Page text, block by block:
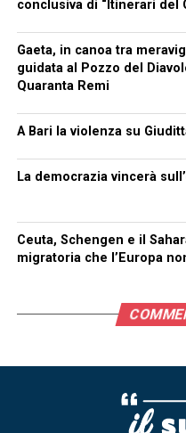
conclusiva di “Itinerari del
Gaeta, in canoa tra
guidata al Pozzo del
Quaranta Remi
A Bari la violenza su
La democrazia vincerà
Ceuta, Schengen e il
migratoria che l’Europa